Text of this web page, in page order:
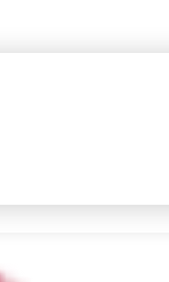
Terakhir yang dicari